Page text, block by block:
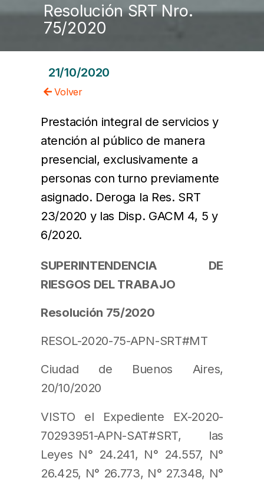
Resolución SRT Nro.
75/2020
21/10/2020
Volver
Prestación integral de servicios y
atención al público de manera
presencial, exclusivamente a
personas con turno previamente
asignado. Deroga la Res. SRT
23/2020 y las Disp. GACM 4, 5 y
6/2020.
SUPERINTENDENCIA DE
RIESGOS DEL TRABAJO
Resolución 75/2020
RESOL-2020-75-APN-SRT#MT
Ciudad de Buenos Aires,
20/10/2020
VISTO el Expediente EX-2020-
70293951-APN-SAT#SRT, las
Leyes N° 24.241, N° 24.557, N°
26.425, N° 26.773, N° 27.348, N°